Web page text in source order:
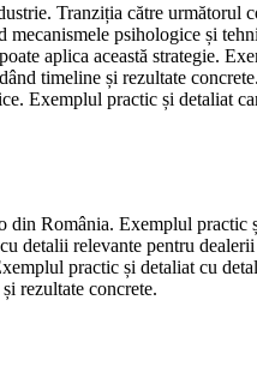
Tranziția către următorul
psihologice și
aplica această strategie.
timeline și rezultate
Exemplul practic și detaliat
din România. Exemplul practic
detalii relevante pentru
practic și detaliat cu
rezultate concrete.